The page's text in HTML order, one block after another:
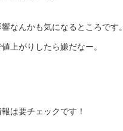
なんかも気になるところです。
上がりしたら嫌だなー。
は要チェックです！